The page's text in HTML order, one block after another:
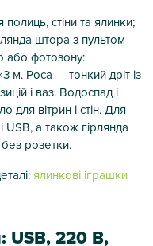
стіни та ялинки;
штора з пультом
або фотозону:
м. Роса — тонкий дріт із
і ваз. Водоспад і
для вітрин і стін. Для
USB, а також гірлянда
розетки.
ялинкові іграшки
USB, 220 В,